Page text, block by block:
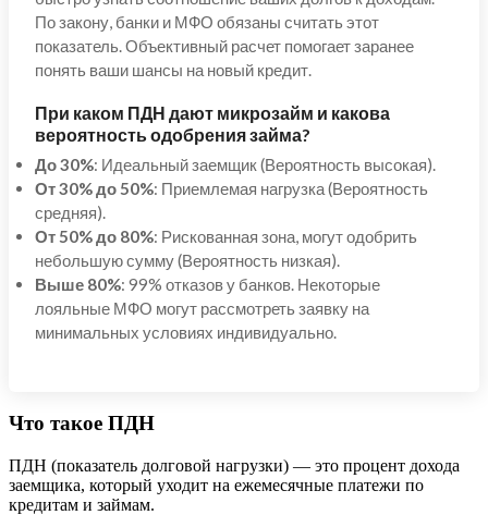
По закону, банки и МФО обязаны считать этот
показатель. Объективный расчет помогает заранее
понять ваши шансы на новый кредит.
При каком ПДН дают микрозайм и какова
вероятность одобрения займа?
До 30%: Идеальный заемщик (Вероятность высокая).
От 30% до 50%: Приемлемая нагрузка (Вероятность
средняя).
От 50% до 80%: Рискованная зона, могут одобрить
небольшую сумму (Вероятность низкая).
Выше 80%: 99% отказов у банков. Некоторые
лояльные МФО могут рассмотреть заявку на
минимальных условиях индивидуально.
Что такое ПДН
ПДН (показатель долговой нагрузки) — это процент дохода
заемщика, который уходит на ежемесячные платежи по
кредитам и займам.